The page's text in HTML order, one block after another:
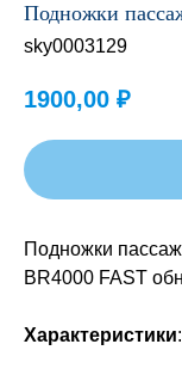
Подножки
sky0003129
1900,00 ₽
Подножки
BR4000 FAST
Характеристики: